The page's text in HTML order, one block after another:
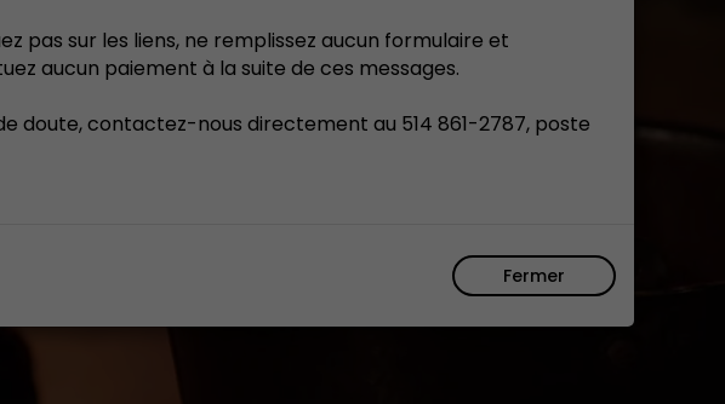
pas sur les liens, ne remplissez aucun formulaire et
aucun paiement à la suite de ces messages.
doute, contactez-nous directement au 514 861-2787, poste
Fermer